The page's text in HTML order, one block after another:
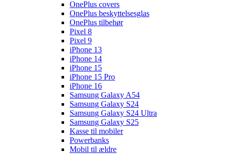
OnePlus covers
OnePlus beskyttelsesglas
OnePlus tilbehør
Pixel 8
Pixel 9
iPhone 13
iPhone 14
iPhone 15
iPhone 15 Pro
iPhone 16
Samsung Galaxy A54
Samsung Galaxy S24
Samsung Galaxy S24 Ultra
Samsung Galaxy S25
Kasse til mobiler
Powerbanks
Mobil til ældre